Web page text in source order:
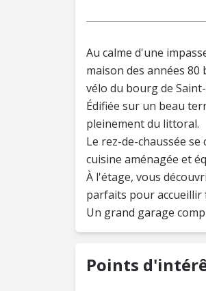
Au calme d'une
maison des années
vélo du bourg de
Édifiée sur un beau
pleinement du littoral.
Le rez-de-chaussée
cuisine aménagée et
À l'étage, vous
parfaits pour accueillir
Un grand garage
Points